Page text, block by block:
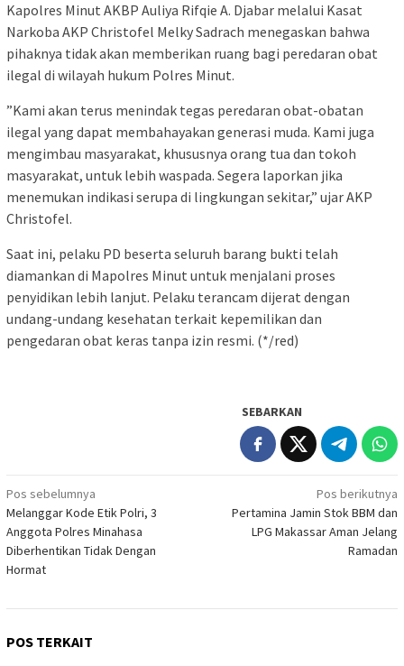
Kapolres Minut AKBP Auliya Rifqie A. Djabar melalui Kasat
Narkoba AKP Christofel Melky Sadrach menegaskan bahwa
pihaknya tidak akan memberikan ruang bagi peredaran obat
ilegal di wilayah hukum Polres Minut.
​”Kami akan terus menindak tegas peredaran obat-obatan
ilegal yang dapat membahayakan generasi muda. Kami juga
mengimbau masyarakat, khususnya orang tua dan tokoh
masyarakat, untuk lebih waspada. Segera laporkan jika
menemukan indikasi serupa di lingkungan sekitar,” ujar AKP
Christofel.
Saat ini, pelaku PD beserta seluruh barang bukti telah
diamankan di Mapolres Minut untuk menjalani proses
penyidikan lebih lanjut. Pelaku terancam dijerat dengan
undang-undang kesehatan terkait kepemilikan dan
pengedaran obat keras tanpa izin resmi. (*/red)
SEBARKAN
Navigasi
pos
Pos sebelumnya
Melanggar Kode Etik Polri, 3
Anggota Polres Minahasa
Diberhentikan Tidak Dengan
Hormat
Pos berikutnya
Pertamina Jamin Stok BBM dan
LPG Makassar Aman Jelang
Ramadan
POS TERKAIT